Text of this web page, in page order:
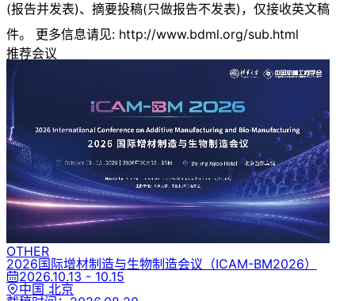
(报告并发表)、摘要投稿(只做报告不发表)，仅接收英文稿
件。 更多信息请见: http://www.bdml.org/sub.html
推荐会议
OTHER
2026国际增材制造与生物制造会议 （ICAM-BM2026）
2026.10.13 - 10.15
中国 北京